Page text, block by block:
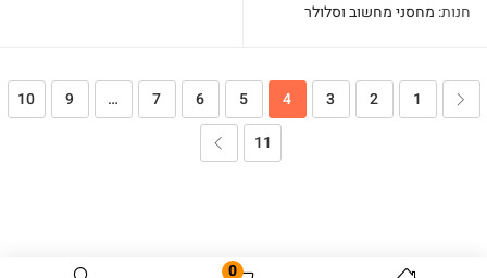
0
חנות: מחסני מחשוב וסלולר
1
2
3
4
5
6
7
…
9
10
11